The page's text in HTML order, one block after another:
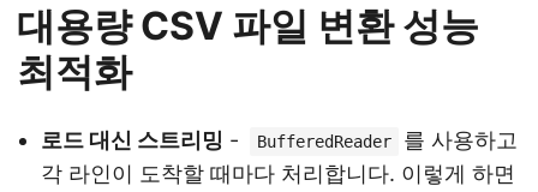
대용량 CSV 파일 변환 성능
최적화
로드 대신 스트리밍 - BufferedReader
를 사용하고
각 라인이 도착할 때마다 처리합니다. 이렇게 하면